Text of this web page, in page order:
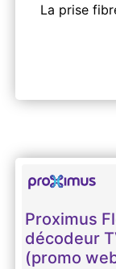
La prise
Proximus
décodeur
(promo